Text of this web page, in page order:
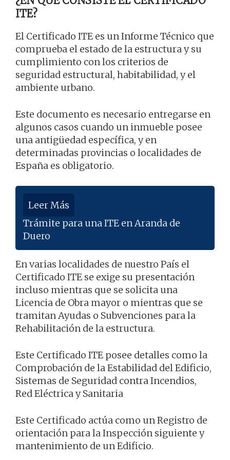
ITE?
El Certificado ITE es un Informe Técnico que
comprueba el estado de la estructura y su
cumplimiento con los criterios de
seguridad estructural, habitabilidad, y el
ambiente urbano.
Este documento es necesario entregarse en
algunos casos cuando un inmueble posee
una antigüedad específica, y en
determinadas provincias o localidades de
España es obligatorio.
Leer Más
Trámite para una ITE en Aranda de
Duero
En varias localidades de nuestro País el
Certificado ITE se exige su presentación
incluso mientras que se solicita una
Licencia de Obra mayor o mientras que se
tramitan Ayudas o Subvenciones para la
Rehabilitación de la estructura.
Este Certificado ITE posee detalles como la
Comprobación de la Estabilidad del Edificio,
Sistemas de Seguridad contra Incendios,
Red Eléctrica y Sanitaria
Este Certificado actúa como un Registro de
orientación para la Inspección siguiente y
mantenimiento de un Edificio.